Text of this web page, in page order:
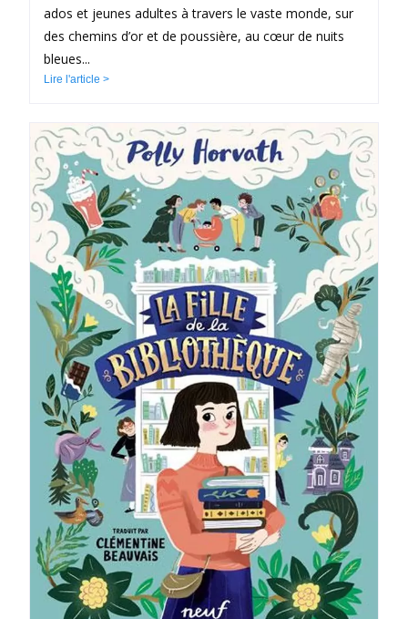
ados et jeunes adultes à travers le vaste monde, sur
des chemins d’or et de poussière, au cœur de nuits
bleues...
Lire l'article >